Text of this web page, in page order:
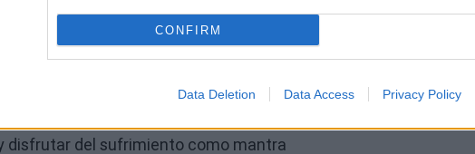
CONFIRM
Data Deletion Data Access Privacy Policy
赛场上最后一年的“幕后花絮”相得益彰方面留有清晰而细腻的痕
到满意的话，那就是这个系列成为了展示
壮成长的战士，正如他在最后一集中所承认的，决定